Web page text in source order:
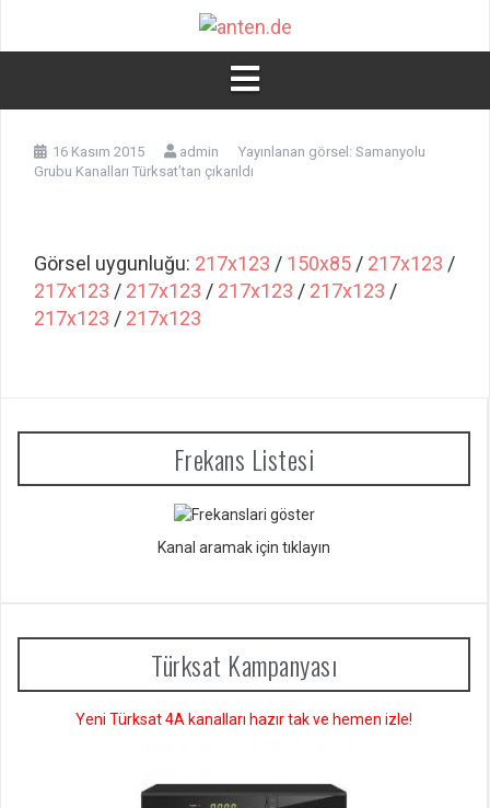
16 Kasım 2015 admin Yayınlanan görsel: Samanyolu
Grubu Kanalları Türksat’tan çıkarıldı
Görsel uygunluğu: 217x123 / 150x85 / 217x123 /
217x123 / 217x123 / 217x123 / 217x123 /
217x123 / 217x123
Frekans Listesi
Kanal aramak için tıklayın
Türksat Kampanyası
Yeni Türksat 4A kanalları hazır tak ve hemen izle!